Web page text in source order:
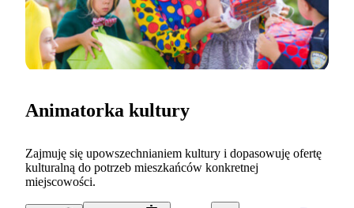
Animatorka kultury
Zajmuję się upowszechnianiem kultury i dopasowuję ofertę
kulturalną do potrzeb mieszkańców konkretnej
miejscowości.